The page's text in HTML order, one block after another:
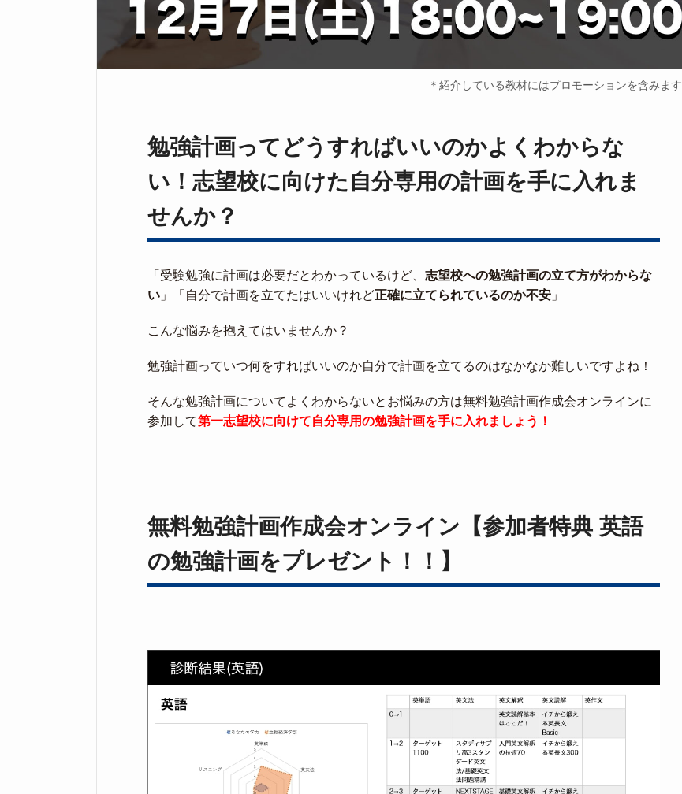
＊紹介している教材にはプロモーションを含みます
勉強計画ってどうすればいいのかよくわからな
い！志望校に向けた自分専用の計画を手に入れま
せんか？
「受験勉強に計画は必要だとわかっているけど、 志望校への勉強計画の立て方がわからな
い 」「自分で計画を立てたはいいけれど正確に立てられているのか不安 」
こんな悩みを抱えてはいませんか？
勉強計画っていつ何をすればいいのか自分で計画を立てるのはなかなか難しいですよね！
そんな勉強計画についてよくわからないとお悩みの方は無料勉強計画作成会オンラインに
参加して第一志望校に向けて自分専用の勉強計画を手に入れましょう！
無料勉強計画作成会オンライン【参加者特典 英語
の勉強計画をプレゼント！！】